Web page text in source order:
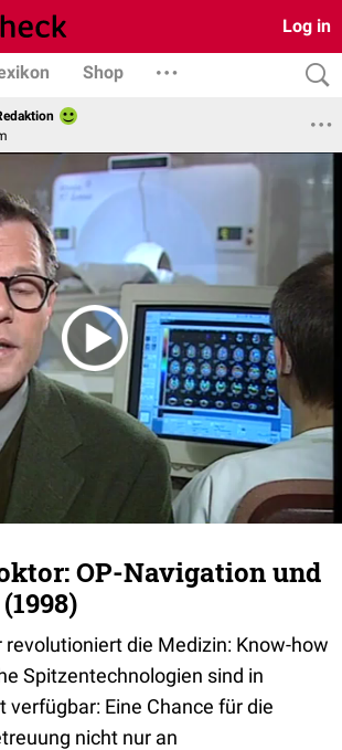
Log in
Shop
OP-Navigation und
revolutioniert die Medizin: Know-how
Spitzentechnologien sind in
Eine Chance für die
nicht nur an